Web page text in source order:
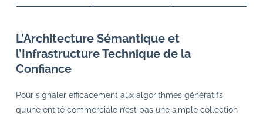
L’Architecture Sémantique et
l’Infrastructure Technique de la
Confiance
Pour signaler efficacement aux algorithmes génératifs
qu’une entité commerciale n’est pas une simple collection